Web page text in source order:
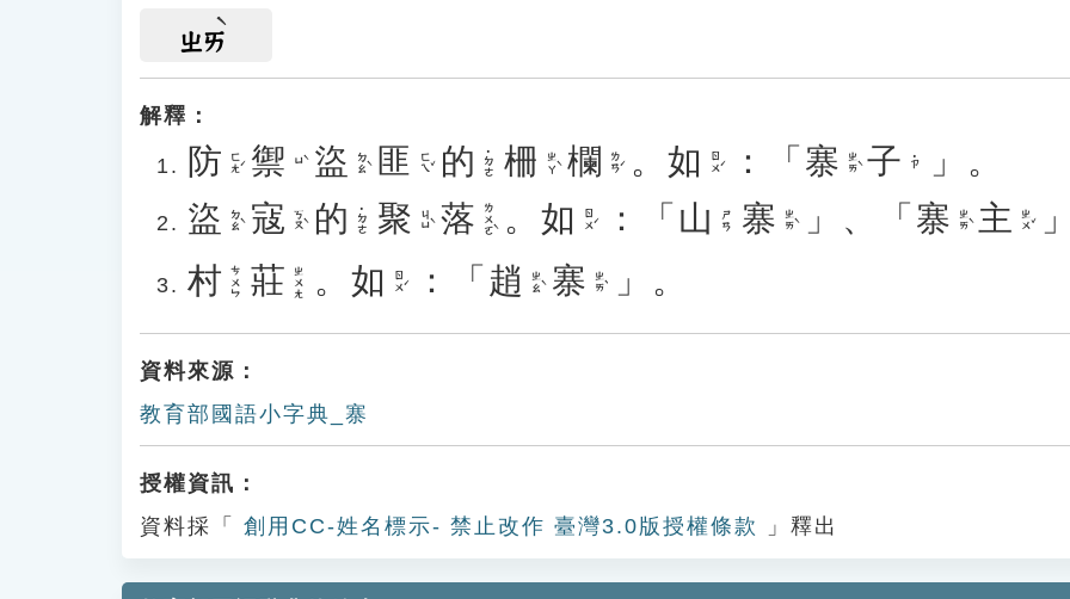
ㄓㄞ
解釋：
防 ㄈㄤˊ 禦 ㄩˋ 盜 ㄉㄠˋ 匪 ㄈㄟˇ 的 ˙ㄉㄜ 柵 ㄓㄚˋ 欄 ㄌㄢˊ 。 如 ㄖㄨˊ ：「 寨 ㄓㄞˋ 子 ˙ㄗ
」。
盜 ㄉㄠˋ 寇 ㄎㄡˋ 的 ˙ㄉㄜ 聚 ㄐㄩˋ 落 ㄌㄨㄛˋ 。 如 ㄖㄨˊ ：「 山 ㄕㄢ 寨 ㄓㄞˋ 」、「 寨 ㄓㄞˋ 主 ㄓㄨˇ
村 ㄘㄨㄣ 莊 ㄓㄨㄤ 。 如 ㄖㄨˊ ：「 趙 ㄓㄠˋ 寨 ㄓㄞˋ 」。
資料來源：
教育部國語小字典_寨
授權資訊：
資料採「
創用CC-姓名標示- 禁止改作 臺灣3.0版授權條款 」釋出